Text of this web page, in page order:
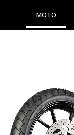
MOTO